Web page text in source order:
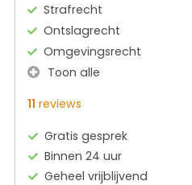
Strafrecht
Ontslagrecht
Omgevingsrecht
Toon alle
11 reviews
Gratis gesprek
Binnen 24 uur
Geheel vrijblijvend